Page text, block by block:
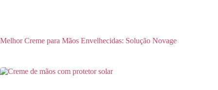
Melhor Creme para Mãos Envelhecidas: Solução Novage